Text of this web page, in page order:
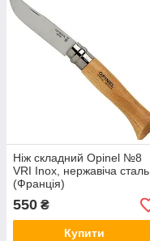
Ніж складний Opinel №8
VRI Inox, нержавіча сталь
(Франція)
550 ₴
Купити